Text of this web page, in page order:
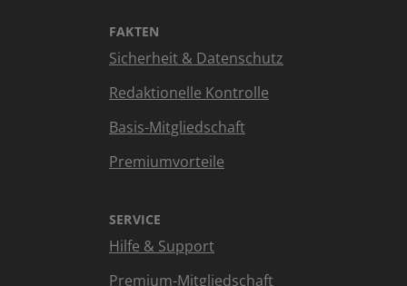
FAKTEN
Sicherheit & Datenschutz
Redaktionelle Kontrolle
Basis-Mitgliedschaft
Premiumvorteile
SERVICE
Hilfe & Support
Premium-Mitgliedschaft